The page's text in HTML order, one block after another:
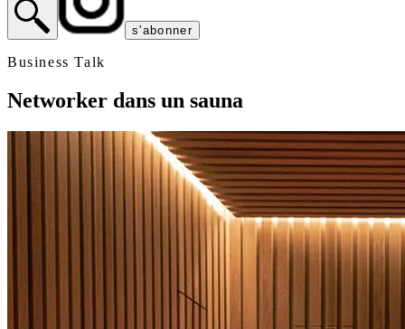
s'abonner
Business Talk
Networker dans un sauna